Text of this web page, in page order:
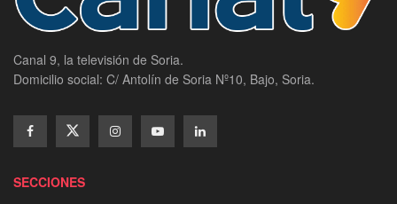
Canal 9, la televisión de Soria.
Domicilio social: C/ Antolín de Soria Nº10, Bajo, Soria.
SECCIONES